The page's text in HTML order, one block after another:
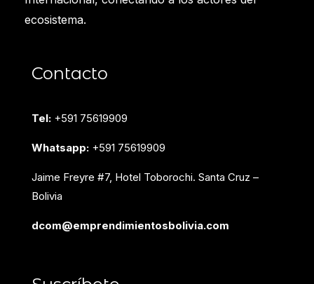
ecosistema.
Contacto
Tel: +591 75619909
Whatsapp: +591 75619909
Jaime Freyre #7, Hotel Toborochi. Santa Cruz –
Bolivia
dcom@emprendimientosbolivia.com